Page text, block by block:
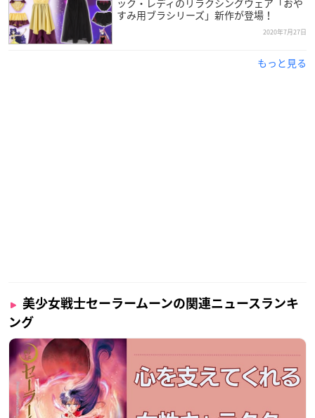
ック・レディのリラクシングウェア「おや
すみ用ブラシリーズ」新作が登場！
2020年7月27日
もっと見る
美少女戦士セーラームーンの関連ニュースランキ
ング